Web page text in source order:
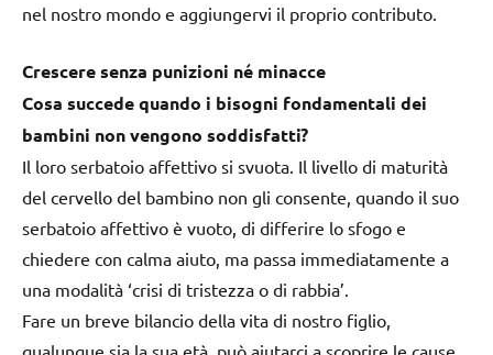
nel nostro mondo e aggiungervi il proprio contributo.
Crescere senza punizioni né minacce
Cosa succede quando i bisogni fondamentali dei
bambini non vengono soddisfatti?
Il loro serbatoio affettivo si svuota. Il livello di maturità
del cervello del bambino non gli consente, quando il suo
serbatoio affettivo è vuoto, di differire lo sfogo e
chiedere con calma aiuto, ma passa immediatamente a
una modalità ‘crisi di tristezza o di rabbia’.
Fare un breve bilancio della vita di nostro figlio,
qualunque sia la sua età, può aiutarci a scoprire le cause